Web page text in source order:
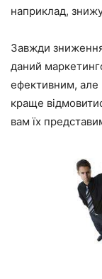
наприклад,
Завжди
даний
ефективним, але
краще
вам їх